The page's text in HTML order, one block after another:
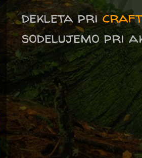
dekleta pri
sodelujemo pri